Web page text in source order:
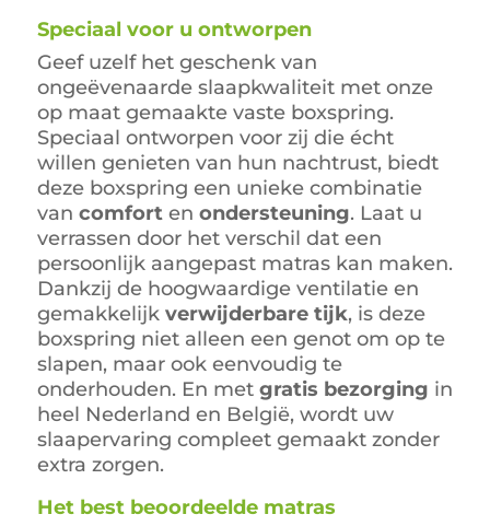
Speciaal voor u ontworpen
Geef uzelf het geschenk van
ongeëvenaarde slaapkwaliteit met onze
op maat gemaakte vaste boxspring.
Speciaal ontworpen voor zij die écht
willen genieten van hun nachtrust, biedt
deze boxspring een unieke combinatie
van comforten ondersteuning. Laat u
verrassen door het verschil dat een
persoonlijk aangepast matras kan maken.
Dankzij de hoogwaardige ventilatie en
gemakkelijk verwijderbare tijk, is deze
boxspring niet alleen een genot om op te
slapen, maar ook eenvoudig te
onderhouden. En met gratis bezorging in
heel Nederland en België, wordt uw
slaapervaring compleet gemaakt zonder
extra zorgen.
Het best beoordeelde matras